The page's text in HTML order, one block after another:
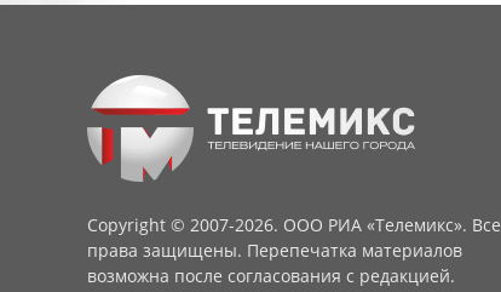
Copyright © 2007-2026. ООО РИА «Телемикс». Все
права защищены. Перепечатка материалов
возможна после согласования с редакцией.